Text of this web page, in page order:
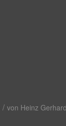
/ von Heinz